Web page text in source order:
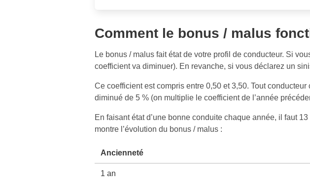
Comment le bonus / malus
Le bonus / malus fait état de votre profil de conducteur. Si
coefficient va diminuer). En revanche, si vous déclarez un
Ce coefficient est compris entre 0,50 et 3,50. Tout
diminué de 5 % (on multiplie le coefficient de l’année
En faisant état d’une bonne conduite chaque année, il faut
montre l’évolution du bonus / malus :
Ancienneté
1 an